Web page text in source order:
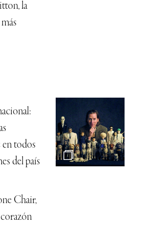
la
en todos
del país
Chair,